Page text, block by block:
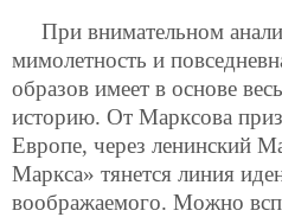
При внимательном
мимолетность и
образов имеет в основе
историю. От Марксова
Европе, через ленинский
Маркса» тянется линия
воображаемого. Можно